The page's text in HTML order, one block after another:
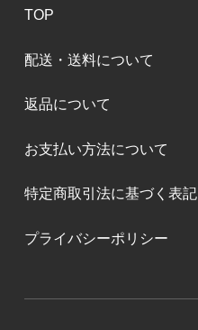
TOP
配送・送料について
返品について
お支払い方法について
特定商取引法に基づく表記
プライバシーポリシー